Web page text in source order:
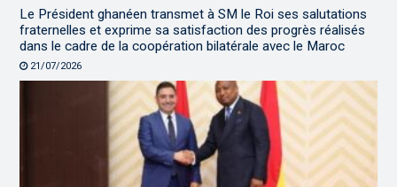
Le Président ghanéen transmet à SM le Roi ses salutations
fraternelles et exprime sa satisfaction des progrès réalisés
dans le cadre de la coopération bilatérale avec le Maroc
21/07/2026